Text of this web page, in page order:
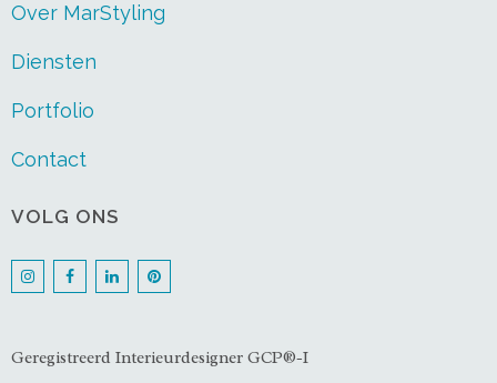
Over MarStyling
Diensten
Portfolio
Contact
VOLG ONS
Geregistreerd Interieurdesigner GCP®-I